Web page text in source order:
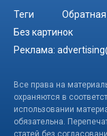
Теги Обратная
Без картинок
Реклама:
Все права на
охраняются в
использовании
обязательна.
статей без